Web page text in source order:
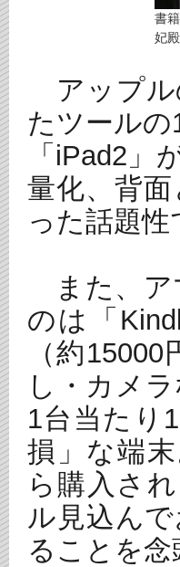
書
妃
アップル
たツール
「iPad2」
量化、背
った話題
また、ア
のは「
（約
し・カメ
1台当たり
損」な端
ら購入さ
ル見込ん
ることを